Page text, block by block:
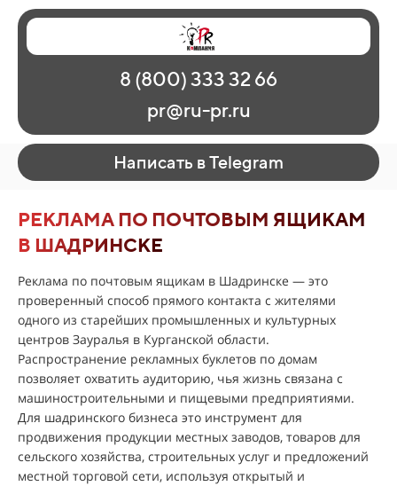
Главная
Наши работы
О рекламе
Регионы
Контакты
8 (800) 333 32 66
pr@ru-pr.ru
Написать в Telegram
РЕКЛАМА ПО ПОЧТОВЫМ ЯЩИКАМ
В ШАДРИНСКЕ
Реклама по почтовым ящикам в Шадринске — это
проверенный способ прямого контакта с жителями
одного из старейших промышленных и культурных
центров Зауралья в Курганской области.
Распространение рекламных буклетов по домам
позволяет охватить аудиторию, чья жизнь связана с
машиностроительными и пищевыми предприятиями.
Для шадринского бизнеса это инструмент для
продвижения продукции местных заводов, товаров для
сельского хозяйства, строительных услуг и предложений
местной торговой сети, используя открытый и